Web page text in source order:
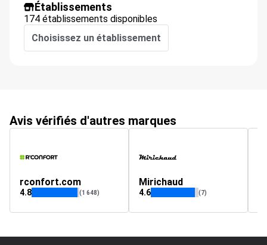
Établissements
174 établissements disponibles
Choisissez un établissement
Avis vérifiés d'autres marques
rconfort.com
4.8 (1 648)
Mirichaud
4.6 (7)